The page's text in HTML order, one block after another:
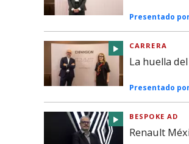
Presentado
CARRERA
La huella
Presentado
BESPOKE AD
Renault